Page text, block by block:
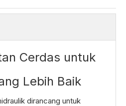
Cerdas untuk
Lebih Baik
dirancang untuk